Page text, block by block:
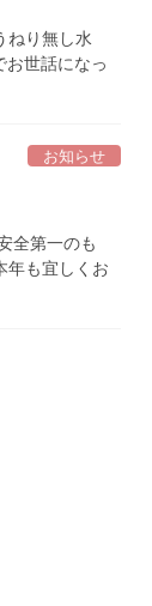
ねり無し水
世話になっ
お知らせ
全第一のも
年も宜しくお